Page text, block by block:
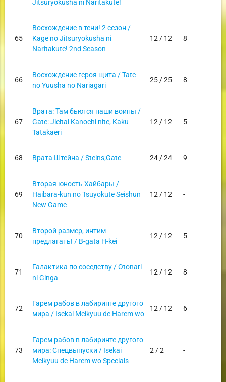
Jitsuryokusha ni Naritakute!
65
Восхождение в тени! 2 сезон /
Kage no Jitsuryokusha ni
Naritakute! 2nd Season
12 / 12 8
66
Восхождение героя щита / Tate
no Yuusha no Nariagari
25 / 25 8
67
Врата: Там бьются наши воины /
Gate: Jieitai Kanochi nite, Kaku
Tatakaeri
12 / 12 5
68 Врата Штейна / Steins;Gate 24 / 24 9
69
Вторая юность Хайбары /
Haibara-kun no Tsuyokute Seishun
New Game
12 / 12 -
70
Второй размер, интим
предлагать! / B-gata H-kei
12 / 12 5
71
Галактика по соседству / Otonari
ni Ginga
12 / 12 8
72
Гарем рабов в лабиринте другого
мира / Isekai Meikyuu de Harem wo
12 / 12 6
73
Гарем рабов в лабиринте другого
мира: Спецвыпуски / Isekai
Meikyuu de Harem wo Specials
2 / 2 -